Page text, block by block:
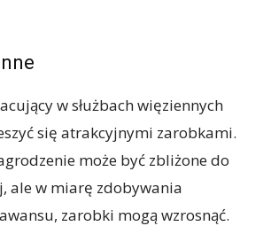
w służbach więziennych
się atrakcyjnymi zarobkami.
może być zbliżone do
ale w miarę zdobywania
zarobki mogą wzrosnąć.